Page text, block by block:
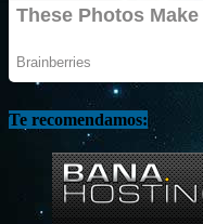
Te recomendamos: